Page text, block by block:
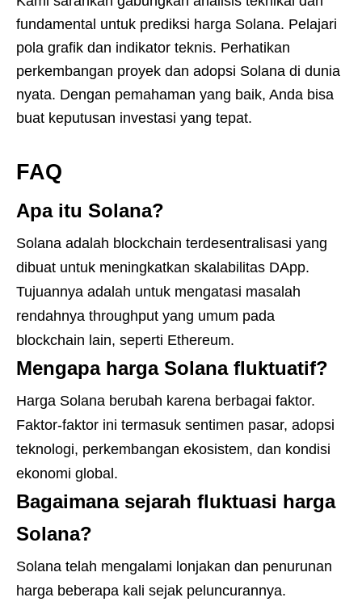
fundamental untuk prediksi harga Solana. Pelajari
pola grafik dan indikator teknis. Perhatikan
perkembangan proyek dan adopsi Solana di dunia
nyata. Dengan pemahaman yang baik, Anda bisa
buat keputusan investasi yang tepat.
FAQ
Apa itu Solana?
Solana adalah blockchain terdesentralisasi yang
dibuat untuk meningkatkan skalabilitas DApp.
Tujuannya adalah untuk mengatasi masalah
rendahnya throughput yang umum pada
blockchain lain, seperti Ethereum.
Mengapa harga Solana fluktuatif?
Harga Solana berubah karena berbagai faktor.
Faktor-faktor ini termasuk sentimen pasar, adopsi
teknologi, perkembangan ekosistem, dan kondisi
ekonomi global.
Bagaimana sejarah fluktuasi harga
Solana?
Solana telah mengalami lonjakan dan penurunan
harga beberapa kali sejak peluncurannya.